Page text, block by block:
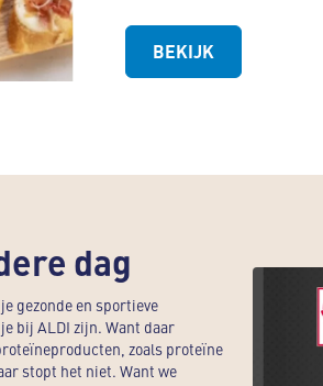
BEKIJK
dag
gezonde en sportieve
bij ALDI zijn. Want daar
zoals proteïne
stopt het niet. Want we